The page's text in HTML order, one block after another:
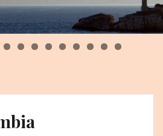
0 1 2 3 4